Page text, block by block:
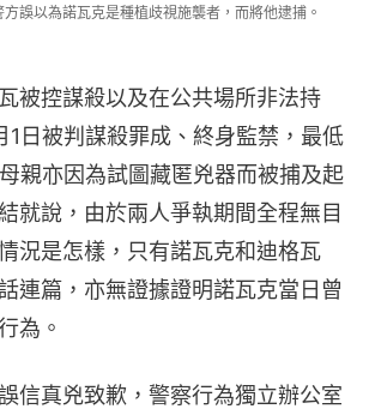
誤以為諾瓦克是種植歧視施襲者，而將他逮捕。
被控謀殺以及在公共場所非法持
1日被判謀殺罪成、終身監禁，最低
親亦因為試圖藏匿兇器而被捕及起
就說，由於兩人爭執期間全程無目
況是怎樣，只有諾瓦克和迪格瓦
連篇，亦無證據證明諾瓦克當日曾
為。
信真兇致歉，警察行為獨立辦公室